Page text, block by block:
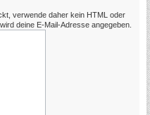
verwende daher kein HTML oder
deine E-Mail-Adresse angegeben.